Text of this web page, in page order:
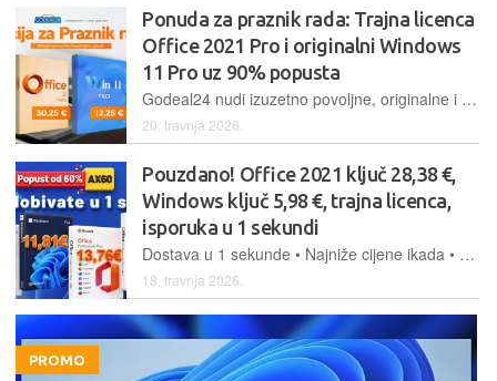
Ponuda za praznik rada: Trajna licenca
Office 2021 Pro i originalni Windows
11 Pro uz 90% popusta
Godeal24 nudi izuzetno povoljne, originalne i trajno aktivirane Windows i Office softverske pakete. Windows 11 Pro samo 13,55 €, Office 2021 Pro Plus samo 31,55 €, Office 2021 Home and Business za Mac 48,99 €
20. travnja 2026.
Pouzdano! Office 2021 ključ 28,38 €,
Windows ključ 5,98 €, trajna licenca,
isporuka u 1 sekundi
Dostava u 1 sekunde • Najniže cijene ikada • 100% sigurno i pouzdano
18. travnja 2026.
PROMO